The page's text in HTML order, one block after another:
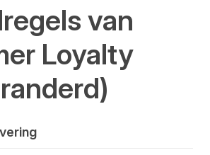
van
Loyalty